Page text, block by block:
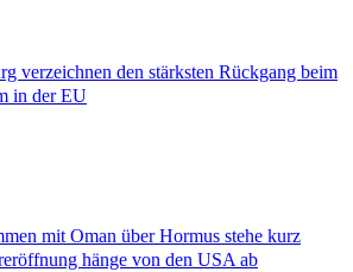
verzeichnen den stärksten Rückgang beim
in der EU
mit Oman über Hormus stehe kurz
hänge von den USA ab